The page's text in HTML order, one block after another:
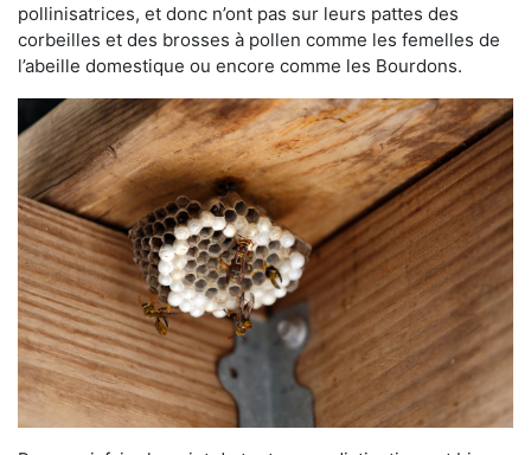
pollinisatrices, et donc n’ont pas sur leurs pattes des
corbeilles et des brosses à pollen comme les femelles de
l’abeille domestique ou encore comme les Bourdons.